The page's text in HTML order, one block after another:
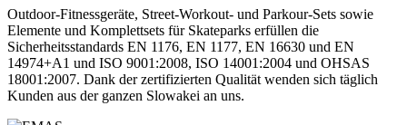
Outdoor-Fitnessgeräte, Street-Workout- und Parkour-Sets sowie
Elemente und Komplettsets für Skateparks erfüllen die
Sicherheitsstandards EN 1176, EN 1177, EN 16630 und EN
14974+A1 und ISO 9001:2008, ISO 14001:2004 und OHSAS
18001:2007. Dank der zertifizierten Qualität wenden sich täglich
Kunden aus der ganzen Slowakei an uns.